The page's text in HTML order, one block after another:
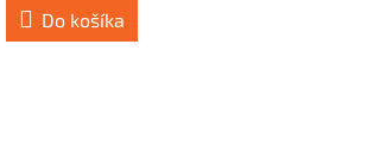
Do košíka